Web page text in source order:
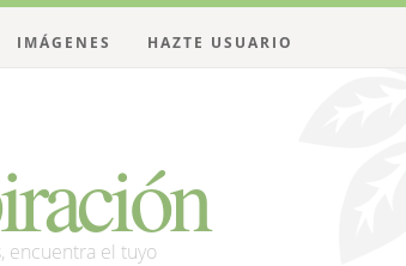
encuentra el tuyo
IMÁGENES HAZTE USUARIO